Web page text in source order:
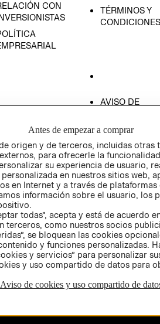
CON
TÉRMINOS Y
CONDICIONES
AVISO DE
GIFT CARD
AVISO DE
Antes de empezar a comprar
origen y de terceros, incluidas otras
para ofrecerle la
su experiencia de usuario,
en nuestros sitios web,
en Internet y a través de plataformas
información sobre el usuario, los
todas”, acepta y está de acuerdo
terceros, como nuestros socios
se bloquean las cookies
y funciones personalizadas.
y servicios” para personalizar
y uso compartido de datos para
Aviso de cookies y uso compartido de